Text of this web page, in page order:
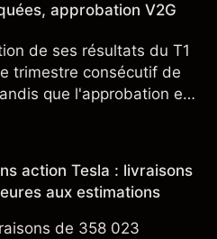
approbation V2G
de ses résultats du T1
trimestre consécutif de
que l'approbation en
V2G pour le Cybertruck
action Tesla : livraisons
aux estimations
de 358 023